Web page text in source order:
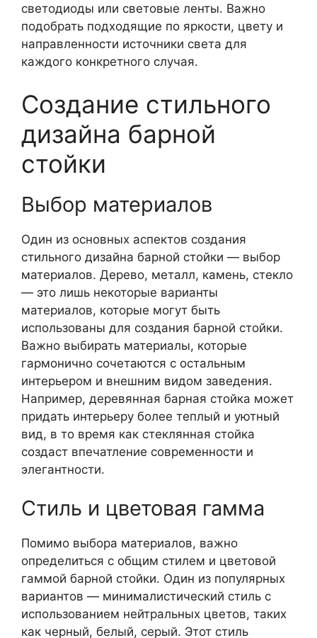
светодиоды или световые ленты. Важно
подобрать подходящие по яркости, цвету и
направленности источники света для
каждого конкретного случая.
Создание стильного
дизайна барной
стойки
Выбор материалов
Один из основных аспектов создания
стильного дизайна барной стойки — выбор
материалов. Дерево, металл, камень, стекло
— это лишь некоторые варианты
материалов, которые могут быть
использованы для создания барной стойки.
Важно выбирать материалы, которые
гармонично сочетаются с остальным
интерьером и внешним видом заведения.
Например, деревянная барная стойка может
придать интерьеру более теплый и уютный
вид, в то время как стеклянная стойка
создаст впечатление современности и
элегантности.
Стиль и цветовая гамма
Помимо выбора материалов, важно
определиться с общим стилем и цветовой
гаммой барной стойки. Один из популярных
вариантов — минималистический стиль с
использованием нейтральных цветов, таких
как черный, белый, серый. Этот стиль